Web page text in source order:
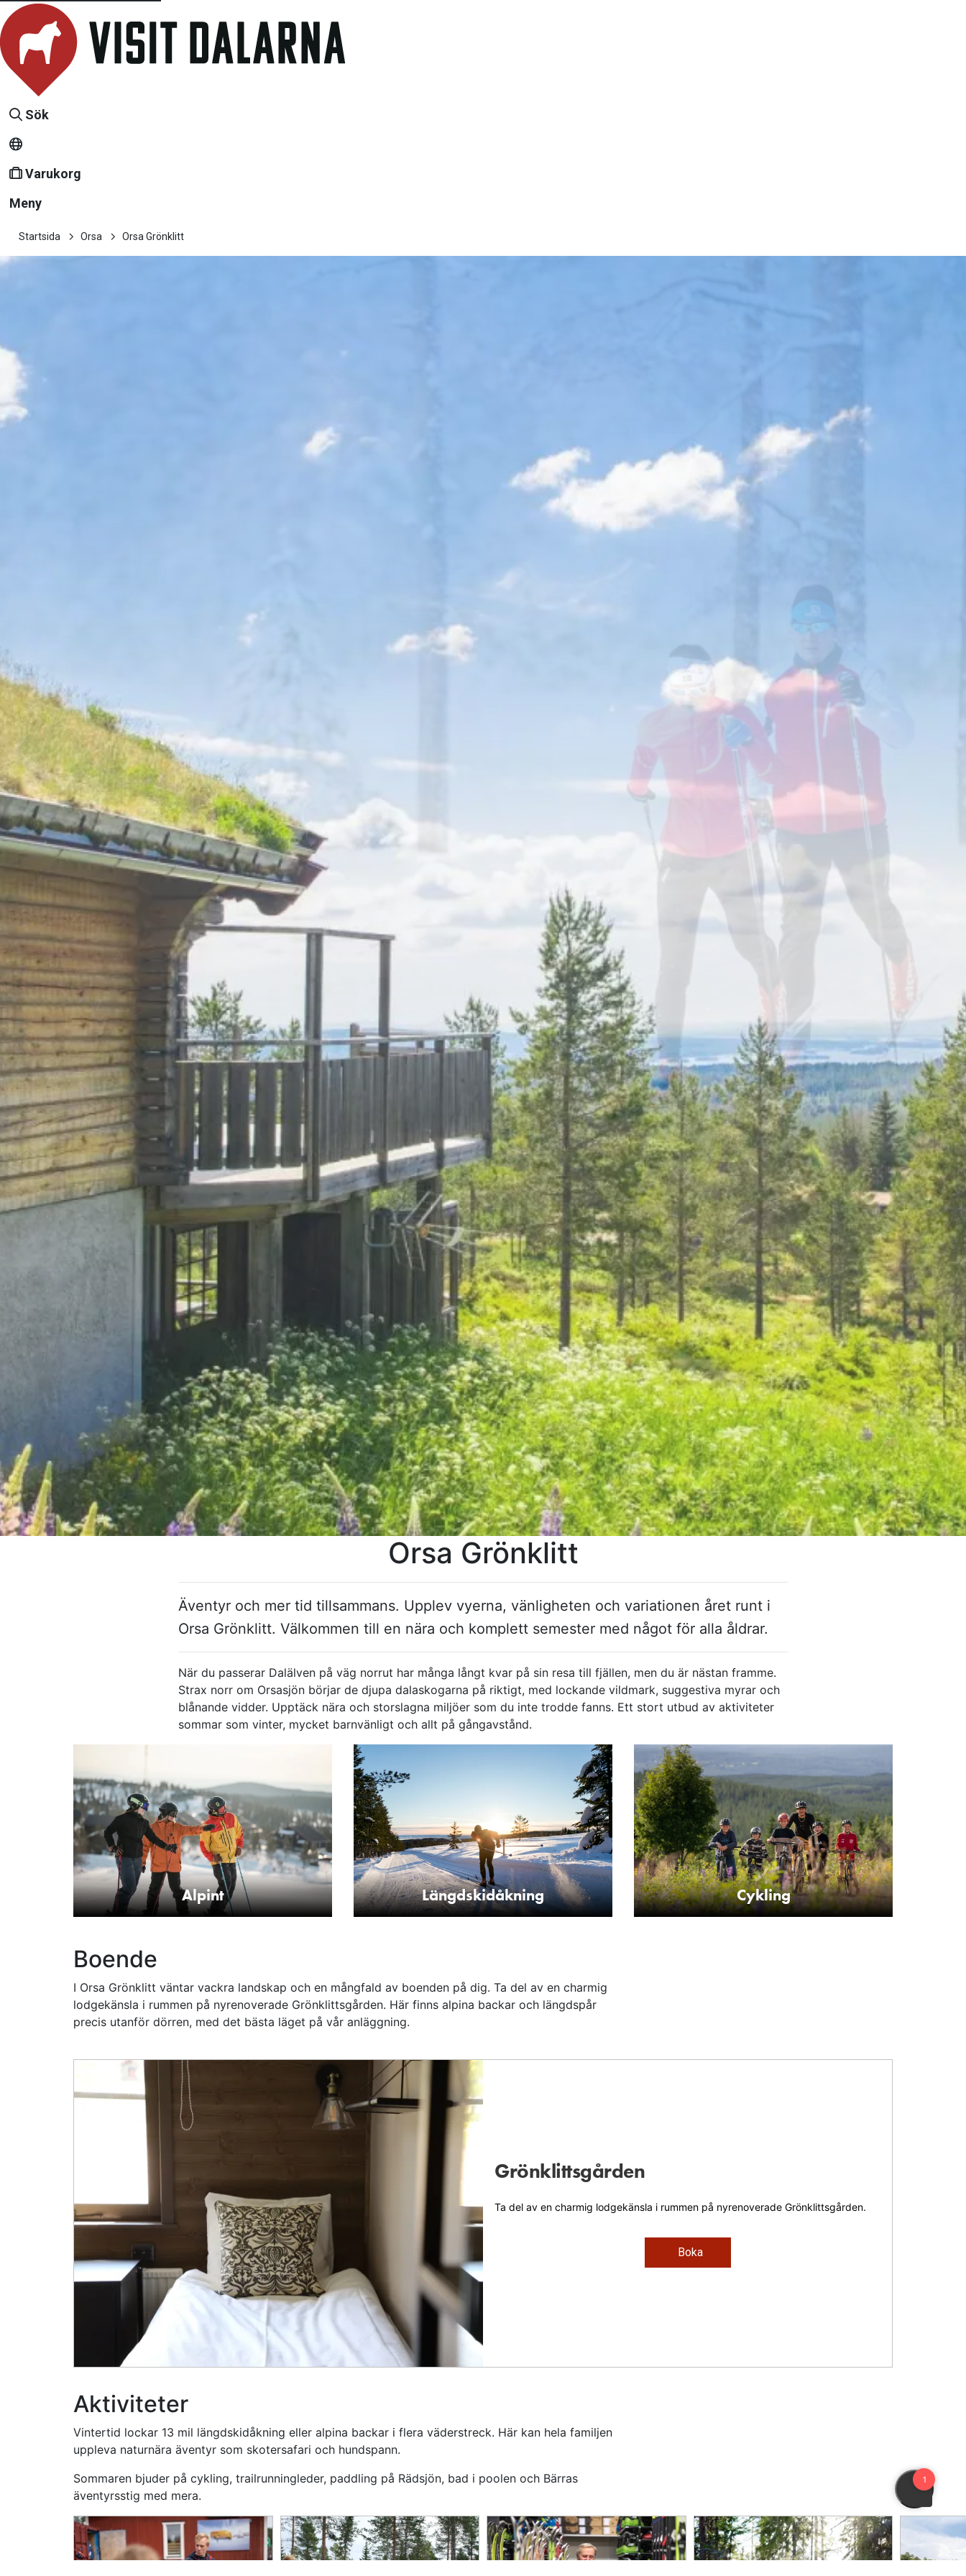
Sök
Varukorg
Meny
Startsida Orsa Orsa Grönklitt
Orsa Grönklitt
Äventyr och mer tid tillsammans. Upplev vyerna, vänlig­heten och varia­tionen året runt i
Orsa Grönklitt. Välkommen till en nära och komplett semester med något för alla åldrar.
När du passerar Dalälven på väg norrut har många långt kvar på sin resa till fjällen, men du är nästan framme.
Strax norr om Orsasjön börjar de djupa dala­skogarna på riktigt, med lockande vild­mark, suggestiva myrar och
blånande vidder. Upptäck nära och stor­slagna miljöer som du inte trodde fanns. Ett stort utbud av aktivi­teter
sommar som vinter, mycket barn­vänligt och allt på gång­avstånd.
Alpint Längdskidåkning Cykling
Boende
I Orsa Grönklitt väntar vackra landskap och en mångfald av boenden på dig. Ta del av en charmig
lodgekänsla i rummen på nyrenoverade Grönklittsgården. Här finns alpina backar och längdspår
precis utanför dörren, med det bästa läget på vår anläggning.
Grönklittsgården
Ta del av en charmig lodgekänsla i rummen på nyrenoverade Grönklittsgården.
Boka
Aktiviteter
Vintertid lockar 13 mil längd­skid­åkning eller alpina backar i flera väder­streck. Här kan hela familjen
uppleva natur­nära äventyr som skoter­safari och hund­spann.
Sommaren bjuder på cykling, trail­running­leder, paddling på Rädsjön, bad i poolen och Bärras
äventyrs­stig med mera.